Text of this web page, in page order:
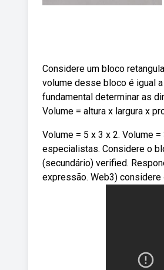
Considere um bloco
volume desse bloco é igual
fundamental determinar as
Volume = altura x largura x
Volume = 5 x 3 x 2. Volume
especialistas. Considere o
(secundário) verified.
expressão. Web3) considere